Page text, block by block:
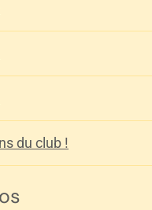
du club !